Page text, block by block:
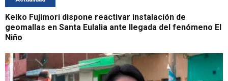
Keiko Fujimori dispone reactivar instalación de
geomallas en Santa Eulalia ante llegada del fenómeno El
Niño